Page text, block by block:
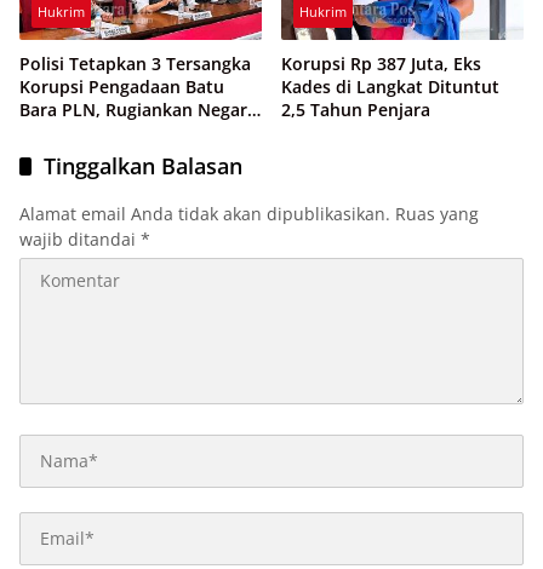
Hukrim
Polisi Tetapkan 3 Tersangka
Korupsi Pengadaan Batu
Bara PLN, Rugiankan Negara
Hukrim
Korupsi Rp 387 Juta, Eks
Kades di Langkat Dituntut
2,5 Tahun Penjara
Tinggalkan Balasan
Alamat email Anda tidak akan dipublikasikan. Ruas yang
wajib ditandai *